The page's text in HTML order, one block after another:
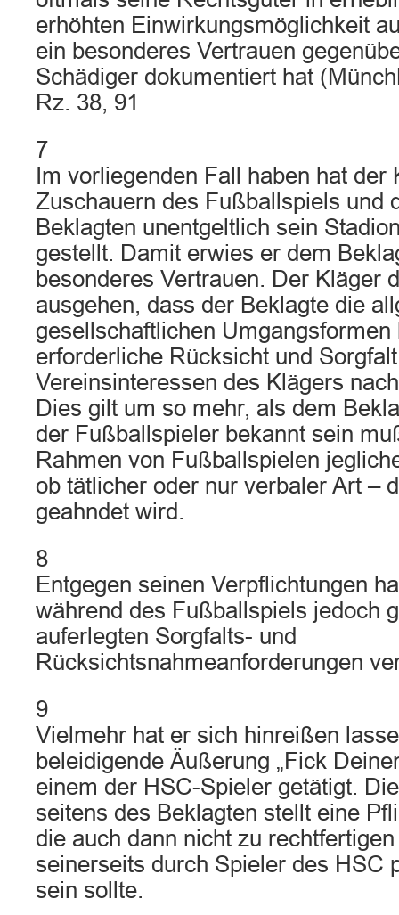
erhöhten Einwirkungsmöglichkeit
ein besonderes Vertrauen
Schädiger dokumentiert hat
Rz. 38, 91
7
Im vorliegenden Fall haben hat der
Zuschauern des Fußballspiels und
Beklagten unentgeltlich sein
gestellt. Damit erwies er dem
besonderes Vertrauen. Der Kläger
ausgehen, dass der Beklagte die
gesellschaftlichen Umgangsformen
erforderliche Rücksicht und
Vereinsinteressen des Klägers
Dies gilt um so mehr, als dem
der Fußballspieler bekannt sein
Rahmen von Fußballspielen
ob tätlicher oder nur verbaler Art –
geahndet wird.
8
Entgegen seinen Verpflichtungen
während des Fußballspiels jedoch
auferlegten Sorgfalts- und
Rücksichtsnahmeanforderungen
9
Vielmehr hat er sich hinreißen
beleidigende Äußerung „Fick
einem der HSC-Spieler getätigt.
seitens des Beklagten stellt eine
die auch dann nicht zu
seinerseits durch Spieler des HSC
sein sollte.